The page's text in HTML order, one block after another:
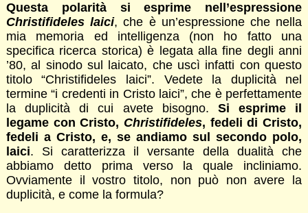
Questa polarità si esprime nell’espressione
Christifideles laici, che è un’espressione che nella
mia memoria ed intelligenza (non ho fatto una
specifica ricerca storica) è legata alla fine degli anni
’80, al sinodo sul laicato, che uscì infatti con questo
titolo “Christifideles laici”. Vedete la duplicità nel
termine “i credenti in Cristo laici”, che è perfettamente
la duplicità di cui avete bisogno. Si esprime il
legame con Cristo, Christifideles, fedeli di Cristo,
fedeli a Cristo, e, se andiamo sul secondo polo,
laici. Si caratterizza il versante della dualità che
abbiamo detto prima verso la quale incliniamo.
Ovviamente il vostro titolo, non può non avere la
duplicità, e come la formula?